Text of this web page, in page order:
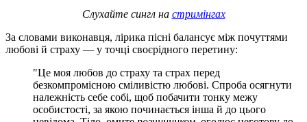
Слухайте сингл на стримінгах
За словами виконавця, лірика пісні балансує між почуттями
любові й страху — у точці своєрідного перетину:
"Це моя любов до страху та страх перед
безкомпромісною сміливістю любові. Спроба осягнути
належність себе собі, щоб побачити тонку межу
особистості, за якою починається інша й до цього